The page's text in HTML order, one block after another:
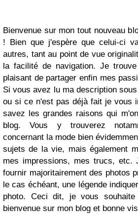
Bienvenue sur mon tout nouveau
! Bien que j'espère que celui-ci
autres, tant au point de vue
la facilité de navigation. Je
plaisant de partager enfin mes
Si vous avez lu ma description
ou si ce n'est pas déjà fait je vous
savez les grandes raisons qui
blog. Vous y trouverez
concernant la mode bien
sujets de la vie, mais également
mes impressions, mes trucs, etc.
fournir majoritairement des photos
le cas échéant, une légende
photo. Ceci dit, je vous
bienvenue sur mon blog et bonne